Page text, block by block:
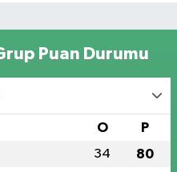
Puan Durumu
O P
34 80